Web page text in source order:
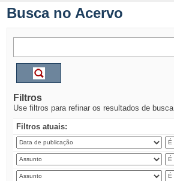
Busca no Acervo
Filtros
Use filtros para refinar os resultados de busca.
Filtros atuais: